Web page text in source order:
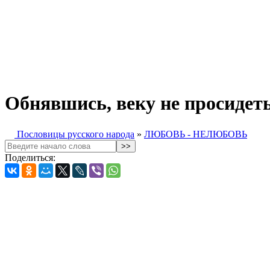
Обнявшись, веку не
Пословицы русского народа » ЛЮБОВЬ - НЕЛЮБОВЬ
Поделиться: